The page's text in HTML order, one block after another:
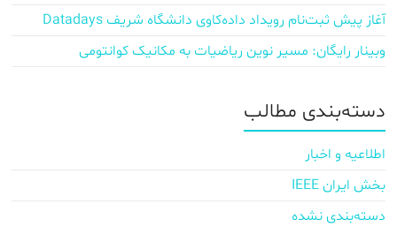
آغاز پیش‌ ثبت‌نام رویداد داده‌کاوی دانشگاه شریف Datadays
وبینار رایگان: مسیر نوین ریاضیات به مکانیک کوانتومی
دسته‌بندی مطالب
اطلاعیه و اخبار
بخش ایران IEEE
دسته‌بندی نشده